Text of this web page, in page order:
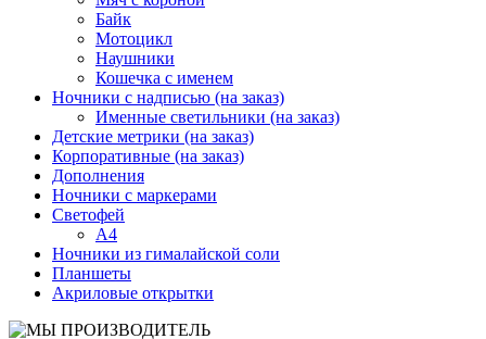
Байк
Мотоцикл
Наушники
Кошечка с именем
Ночники с надписью (на заказ)
Именные светильники (на заказ)
Детские метрики (на заказ)
Корпоративные (на заказ)
Дополнения
Ночники с маркерами
Светофей
А4
Ночники из гималайской соли
Планшеты
Акриловые открытки